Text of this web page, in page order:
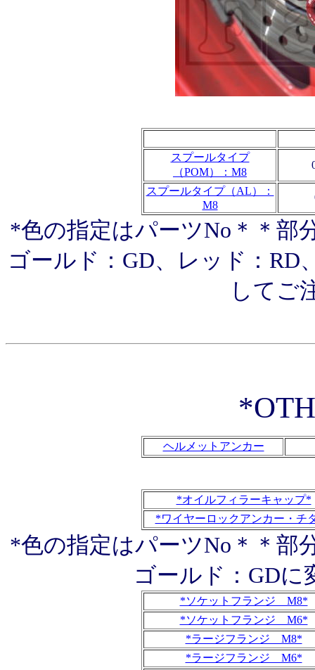
スプールタイプ
（POM）：M8
スプールタイプ（AL）：
M8
*色の指定はパーツNo＊＊部
ゴールド：GD、レッド：RD
してご
ヘルメットアンカー
*オイルフィラーキャップ*
*ワイヤーロックアンカー・チ
*色の指定はパーツNo＊＊部
ゴールド：GDに
*ソケットフランジ M8*
*ソケットフランジ M6*
*ラージフランジ M8*
*ラージフランジ M6*